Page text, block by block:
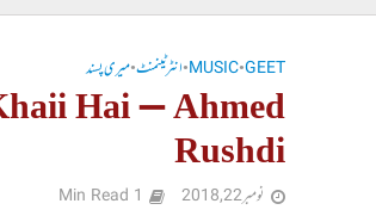
GEET
•
MUSIC
•انٹرٹینمنٹ•میری پسند
Hai – Ahmed
Rushdi
نومبر 22, 2018 1 Min Read